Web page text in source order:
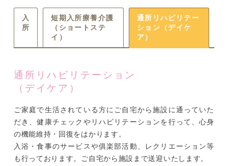
入
所
短期入所療養介護
（ショートステ
イ）
通所リハビリテー
ション（デイケ
ア）
通所リハビリテーション
（デイケア）
ご家庭で生活されている方にご自宅から施設に通っていた
だき、健康チェックやリハビリテーションを行って、心身
の機能維持・回復をはかります。
入浴・食事のサービスや俱楽部活動、レクリエーション等
も行っております。ご自宅から施設まで送迎いたします。